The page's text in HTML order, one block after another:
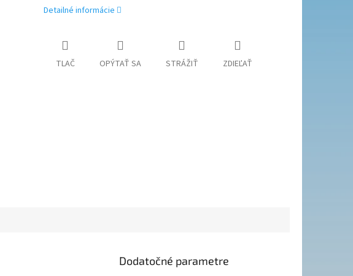
Detailné informácie
TLAČ OPÝTAŤ SA STRÁŽIŤ ZDIEĽAŤ
Dodatočné parametre